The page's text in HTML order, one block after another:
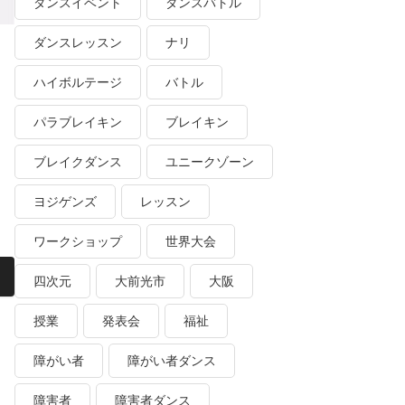
ダンスレッスン ナリ
ハイボルテージ バトル
パラブレイキン ブレイキン
ブレイクダンス ユニークゾーン
ヨジゲンズ レッスン
ワークショップ 世界大会
四次元 大前光市 大阪
授業 発表会 福祉
障がい者 障がい者ダンス
障害者 障害者ダンス